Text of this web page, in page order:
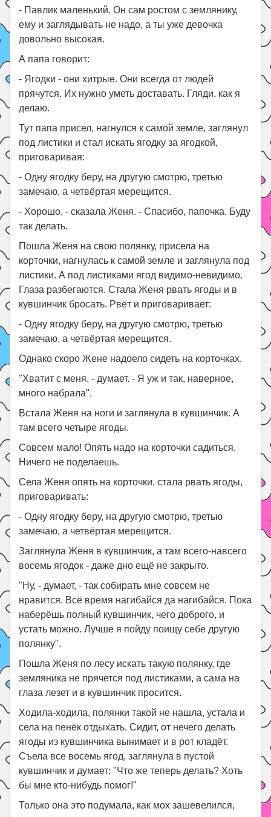
- Павлик маленький. Он сам ростом с землянику,
ему и заглядывать не надо, а ты уже девочка
довольно высокая.
А папа говорит:
- Ягодки - они хитрые. Они всегда от людей
прячутся. Их нужно уметь доставать. Гляди, как я
делаю.
Тут папа присел, нагнулся к самой земле, заглянул
под листики и стал искать ягодку за ягодкой,
приговаривая:
- Одну ягодку беру, на другую смотрю, третью
замечаю, а четвёртая мерещится.
- Хорошо, - сказала Женя. - Спасибо, папочка. Буду
так делать.
Пошла Женя на свою полянку, присела на
корточки, нагнулась к самой земле и заглянула под
листики. А под листиками ягод видимо-невидимо.
Глаза разбегаются. Стала Женя рвать ягоды и в
кувшинчик бросать. Рвёт и приговаривает:
- Одну ягодку беру, на другую смотрю, третью
замечаю, а четвёртая мерещится.
Однако скоро Жене надоело сидеть на корточках.
"Хватит с меня, - думает. - Я уж и так, наверное,
много набрала".
Встала Женя на ноги и заглянула в кувшинчик. А
там всего четыре ягоды.
Совсем мало! Опять надо на корточки садиться.
Ничего не поделаешь.
Села Женя опять на корточки, стала рвать ягоды,
приговаривать:
- Одну ягодку беру, на другую смотрю, третью
замечаю, а четвёртая мерещится.
Заглянула Женя в кувшинчик, а там всего-навсего
восемь ягодок - даже дно ещё не закрыто.
"Ну, - думает, - так собирать мне совсем не
нравится. Всё время нагибайся да нагибайся. Пока
наберёшь полный кувшинчик, чего доброго, и
устать можно. Лучше я пойду поищу себе другую
полянку".
Пошла Женя по лесу искать такую полянку, где
земляника не прячется под листиками, а сама на
глаза лезет и в кувшинчик просится.
Ходила-ходила, полянки такой не нашла, устала и
села на пенёк отдыхать. Сидит, от нечего делать
ягоды из кувшинчика вынимает и в рот кладёт.
Съела все восемь ягод, заглянула в пустой
кувшинчик и думает: "Что же теперь делать? Хоть
бы мне кто-нибудь помог!"
Только она это подумала, как мох зашевелился,